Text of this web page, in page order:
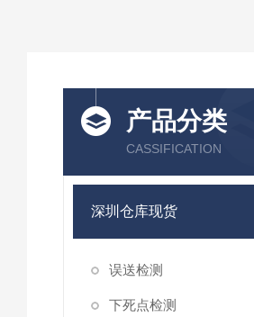
产品分类
CASSIFICATION
深圳仓库现货
误送检测
下死点检测